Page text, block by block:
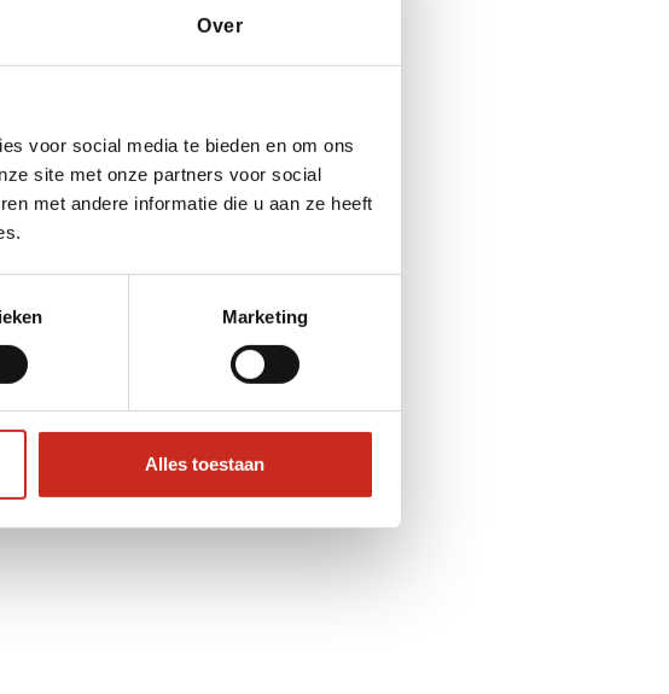
Over
voor social media te bieden en om ons
site met onze partners voor social
met andere informatie die u aan ze heeft
Marketing
Alles toestaan